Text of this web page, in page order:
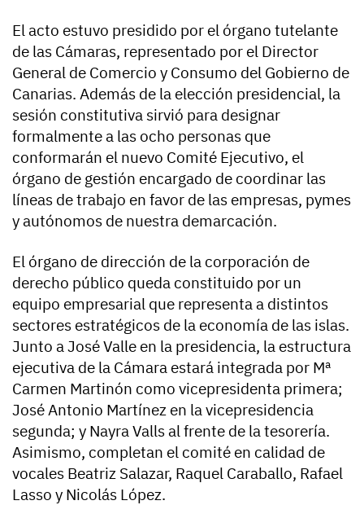
El acto estuvo presidido por el órgano tutelante
de las Cámaras, representado por el Director
General de Comercio y Consumo del Gobierno de
Canarias. Además de la elección presidencial, la
sesión constitutiva sirvió para designar
formalmente a las ocho personas que
conformarán el nuevo Comité Ejecutivo, el
órgano de gestión encargado de coordinar las
líneas de trabajo en favor de las empresas, pymes
y autónomos de nuestra demarcación.
El órgano de dirección de la corporación de
derecho público queda constituido por un
equipo empresarial que representa a distintos
sectores estratégicos de la economía de las islas.
Junto a José Valle en la presidencia, la estructura
ejecutiva de la Cámara estará integrada por Mª
Carmen Martinón como vicepresidenta primera;
José Antonio Martínez en la vicepresidencia
segunda; y Nayra Valls al frente de la tesorería.
Asimismo, completan el comité en calidad de
vocales Beatriz Salazar, Raquel Caraballo, Rafael
Lasso y Nicolás López.